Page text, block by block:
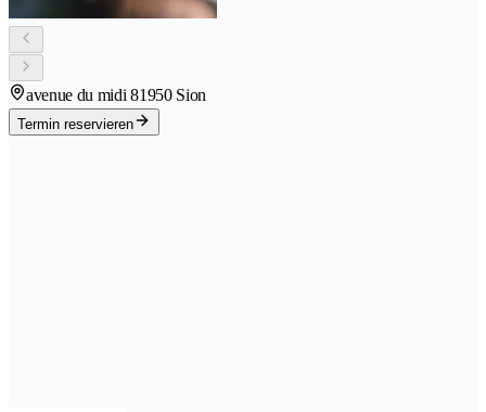
avenue du midi 81950 Sion
Termin reservieren